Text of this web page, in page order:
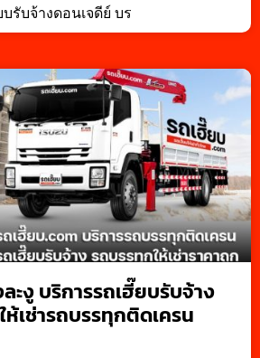
บรับจ้างดอนเจดีย์ บร
ะงู บริการรถเฮี๊ยบรับจ้าง
ห้เช่ารถบรรทุกติดเครน